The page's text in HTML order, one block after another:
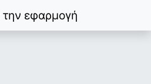
εφαρμογή